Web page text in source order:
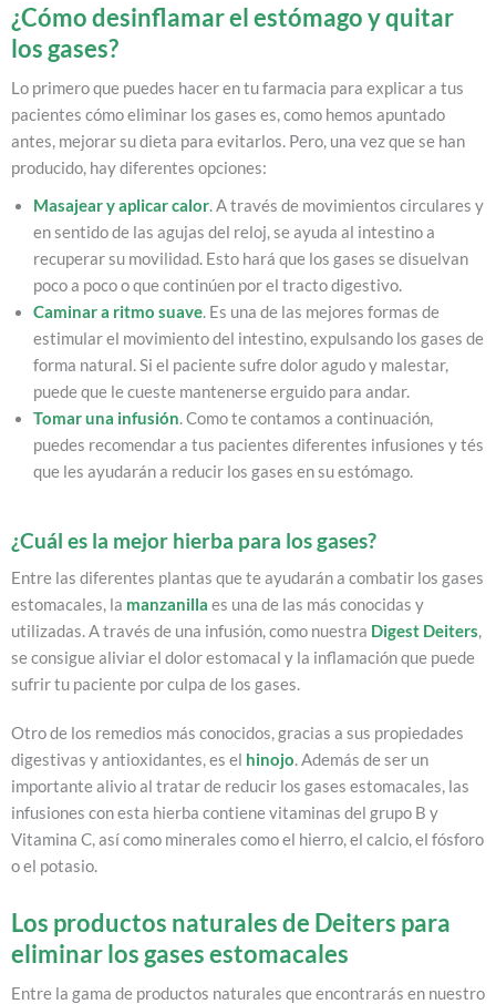
¿Cómo desinflamar el estómago y quitar
los gases?
Lo primero que puedes hacer en tu farmacia para explicar a tus
pacientes cómo eliminar los gases es, como hemos apuntado
antes, mejorar su dieta para evitarlos. Pero, una vez que se han
producido, hay diferentes opciones:
Masajear y aplicar calor. A través de movimientos circulares y
en sentido de las agujas del reloj, se ayuda al intestino a
recuperar su movilidad. Esto hará que los gases se disuelvan
poco a poco o que continúen por el tracto digestivo.
Caminar a ritmo suave. Es una de las mejores formas de
estimular el movimiento del intestino, expulsando los gases de
forma natural. Si el paciente sufre dolor agudo y malestar,
puede que le cueste mantenerse erguido para andar.
Tomar una infusión. Como te contamos a continuación,
puedes recomendar a tus pacientes diferentes infusiones y tés
que les ayudarán a reducir los gases en su estómago.
¿Cuál es la mejor hierba para los gases?
Entre las diferentes plantas que te ayudarán a combatir los gases
estomacales, la manzanilla es una de las más conocidas y
utilizadas. A través de una infusión, como nuestra Digest Deiters,
se consigue aliviar el dolor estomacal y la inflamación que puede
sufrir tu paciente por culpa de los gases.
Otro de los remedios más conocidos, gracias a sus propiedades
digestivas y antioxidantes, es el hinojo. Además de ser un
importante alivio al tratar de reducir los gases estomacales, las
infusiones con esta hierba contiene vitaminas del grupo B y
Vitamina C, así como minerales como el hierro, el calcio, el fósforo
o el potasio.
Los productos naturales de Deiters para
eliminar los gases estomacales
Entre la gama de productos naturales que encontrarás en nuestro